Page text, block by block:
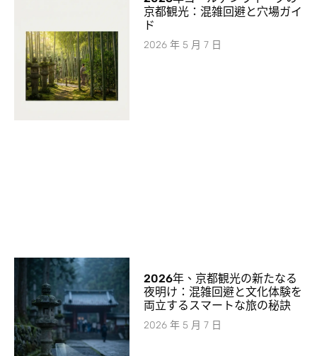
京都観光：混雑回避と穴場ガイ
ド
2026 年 5 月 7 日
2026年、京都観光の新たなる
夜明け：混雑回避と文化体験を
両立するスマートな旅の秘訣
2026 年 5 月 7 日